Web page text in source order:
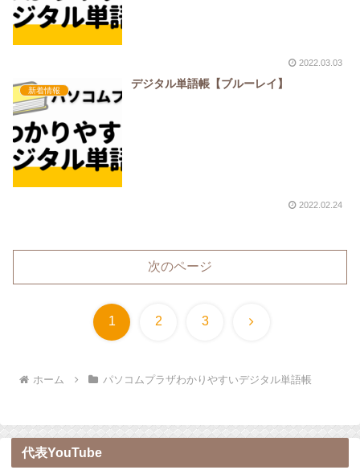
2022.03.03
新着情報
デジタル単語帳【ブルーレイ】
2022.02.24
次のページ
1 2 3 次
ホーム パソコムプラザわかりやすいデジタル単語帳
代表YouTube